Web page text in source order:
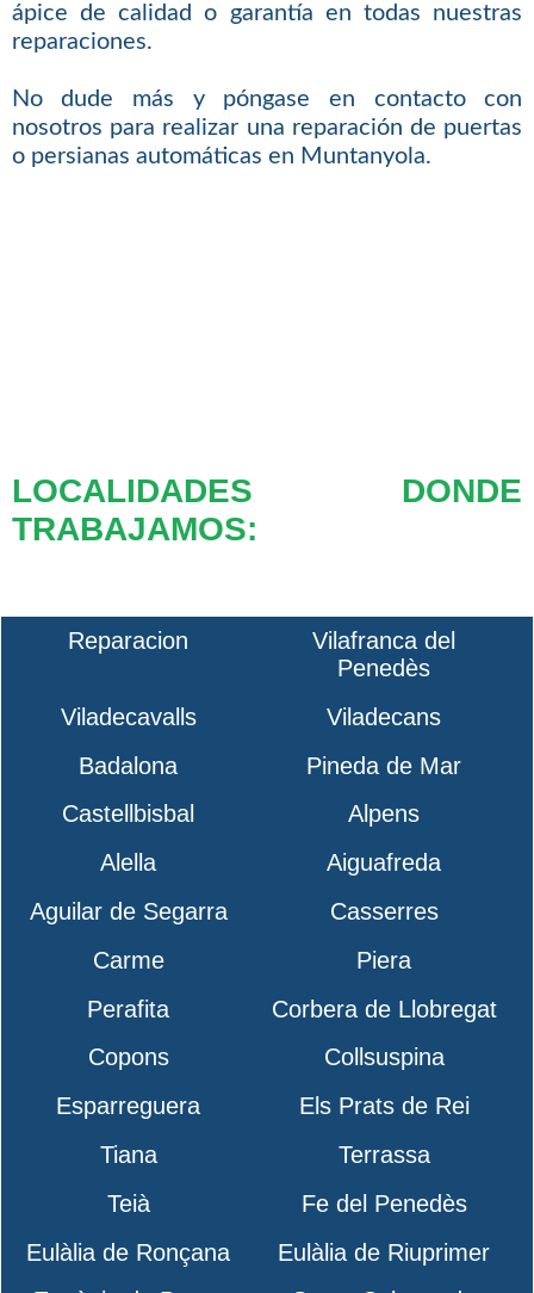
ápice de calidad o garantía en todas nuestras
reparaciones.
No dude más y póngase en contacto con
nosotros para realizar una reparación de puertas
o persianas automáticas en Muntanyola.
LOCALIDADES DONDE
TRABAJAMOS:
Reparacion
Vilafranca del
Penedès
Viladecavalls
Viladecans
Badalona
Pineda de Mar
Castellbisbal
Alpens
Alella
Aiguafreda
Aguilar de Segarra
Casserres
Carme
Piera
Perafita
Corbera de Llobregat
Copons
Collsuspina
Esparreguera
Els Prats de Rei
Tiana
Terrassa
Teià
Fe del Penedès
Eulàlia de Ronçana
Eulàlia de Riuprimer